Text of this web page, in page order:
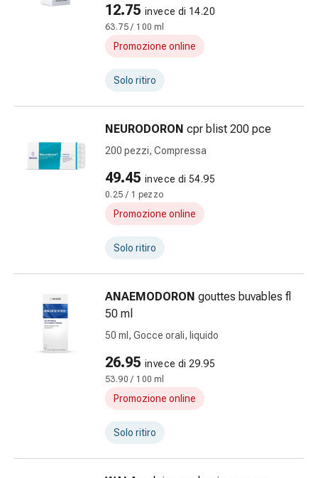
Cessazione
Coagulazione
del
sangue
cardiaci
nervosi
Disturbi
Allergie
Antiallergico
Naso
Emorroidi
di
12.75 invece di 14.20
63.75 / 100 ml
Promozione online
Solo ritiro
NEURODORON cpr blist 200 pce
200 pezzi, Compressa
49.45 invece di 54.95
0.25 / 1 pezzo
Promozione online
Solo ritiro
ANAEMODORON gouttes buvables fl
50 ml
50 ml, Gocce orali, liquido
26.95 invece di 29.95
53.90 / 100 ml
Promozione online
Solo ritiro